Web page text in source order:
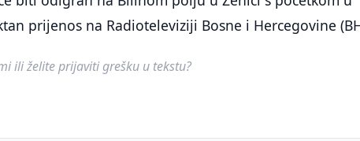
prijenos na Radioteleviziji Bosne i Hercegovine
ili želite prijaviti grešku u tekstu?